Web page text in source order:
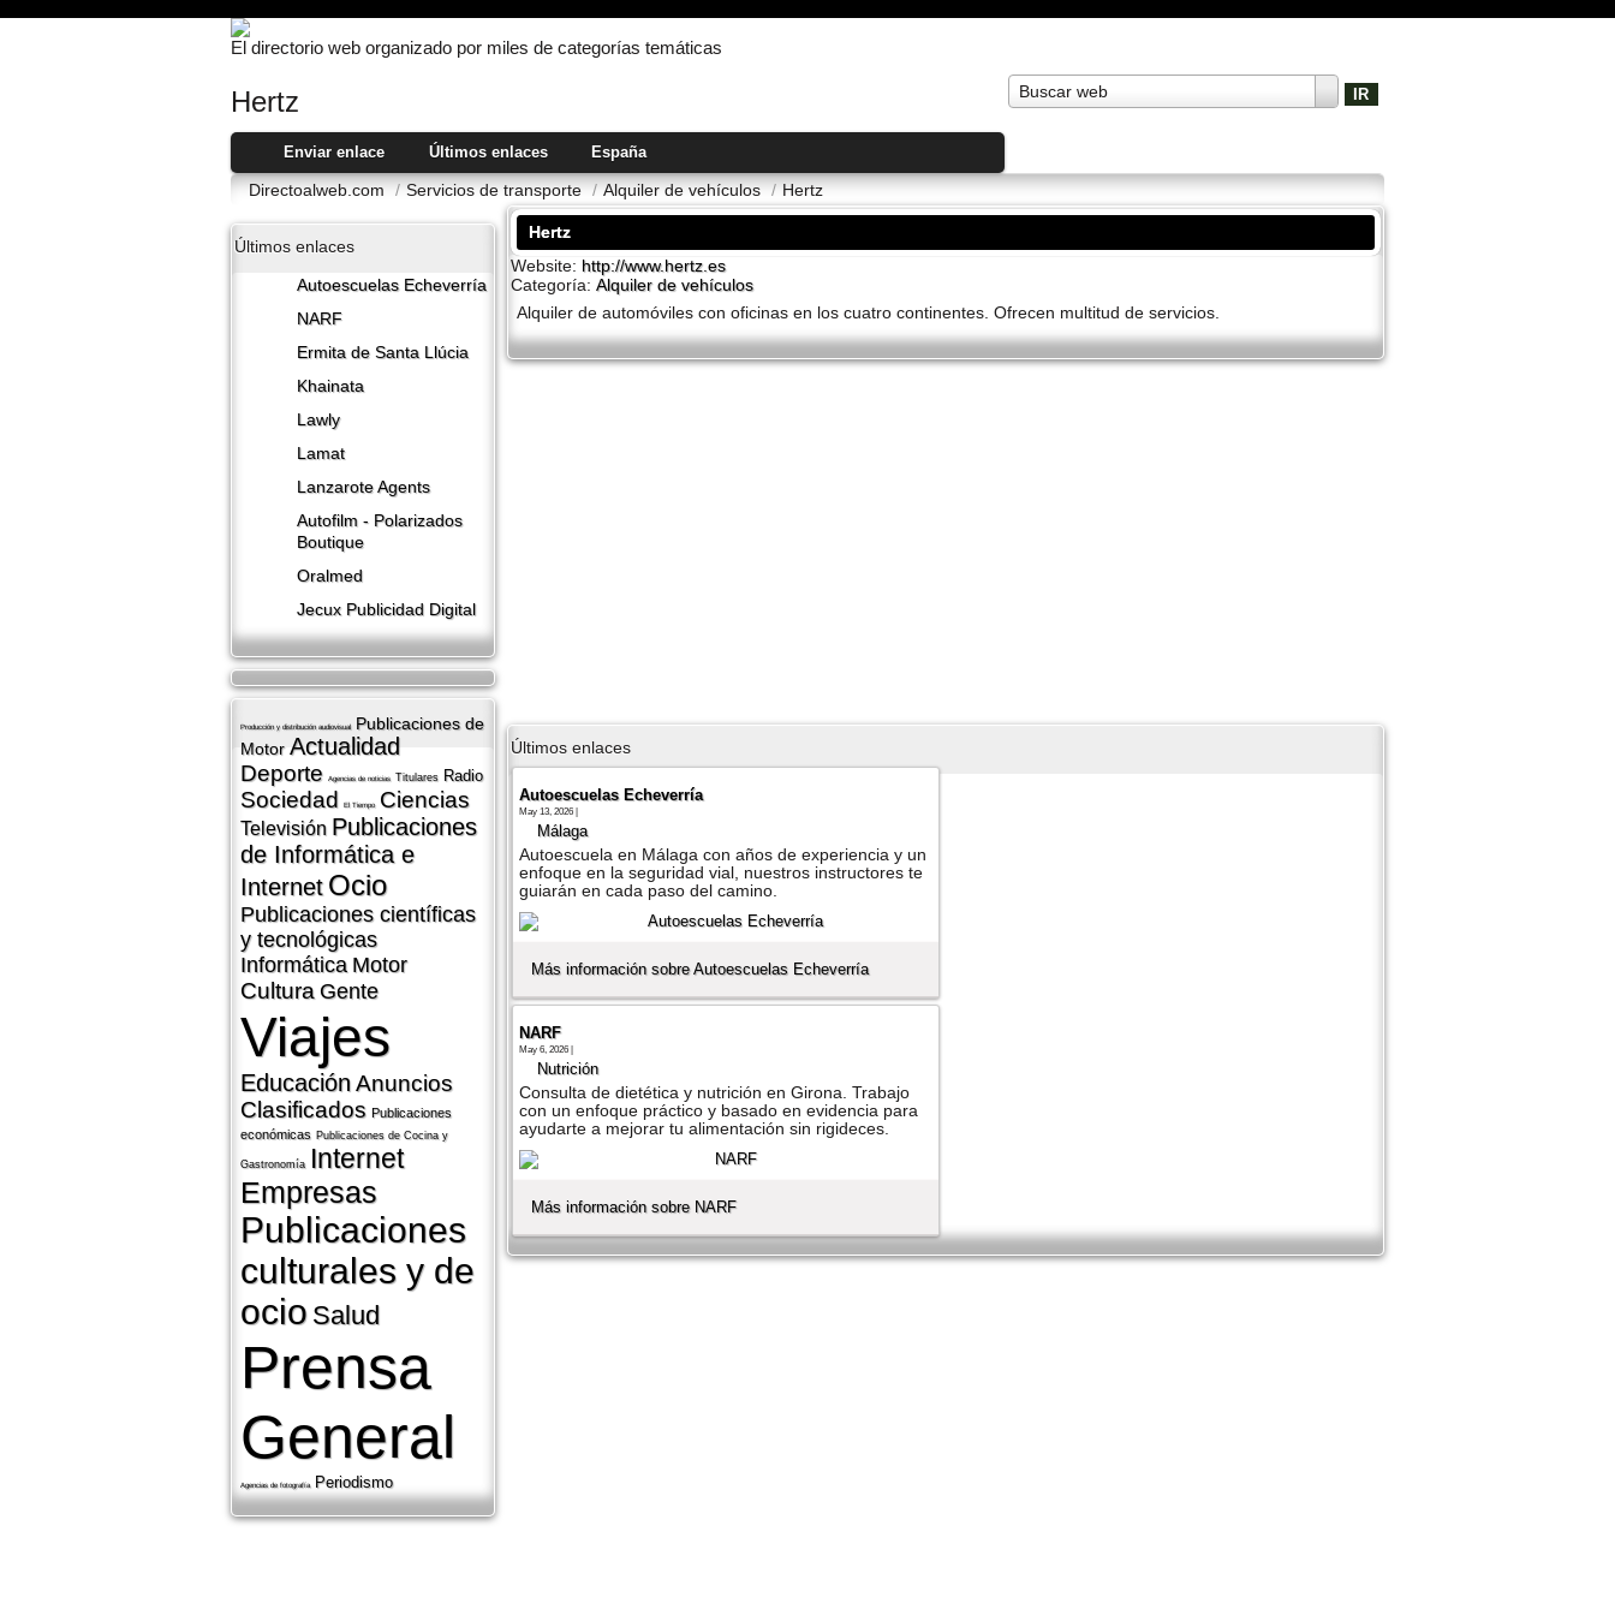
El directorio web organizado por miles de categorías temáticas
Buscar web
Hertz
Enviar enlace Últimos enlaces España
Directoalweb.com / Servicios de transporte / Alquiler de vehí­culos / Hertz
Últimos enlaces
Autoescuelas Echeverría
NARF
Ermita de Santa Llúcia
Khainata
Lawly
Lamat
Lanzarote​ Agents
Autofilm - Polarizados
Boutique
Oralmed
Jecux Publicidad Digital
Producción y distribución audiovisual
Publicaciones de
Motor Actualidad
Deporte Agencias de noticias Titulares Radio
Sociedad El Tiempo Ciencias
Televisión Publicaciones
de Informática e
Internet Ocio
Publicaciones cientí­ficas
y tecnológicas
Informática Motor
Cultura Gente
Viajes
EducaciónAnuncios
Clasificados Publicaciones
económicas Publicaciones de Cocina y
Gastronomí­a Internet
Empresas
Publicaciones
culturales y de
ocio Salud
Prensa
General
Agencias de fotografí­a Periodismo
Hertz
Website: http://www.hertz.es
Categoría:Alquiler de vehí­culos
Alquiler de automóviles con oficinas en los cuatro continentes. Ofrecen multitud de servicios.
Últimos enlaces
Autoescuelas Echeverría
May 13, 2026 |
Málaga
Autoescuela en Málaga con años de experiencia y un
enfoque en la seguridad vial, nuestros instructores te
guiarán en cada paso del camino.
Más información sobre Autoescuelas Echeverría
NARF
May 6, 2026 |
Nutrición
Consulta de dietética y nutrición en Girona. Trabajo
con un enfoque práctico y basado en evidencia para
ayudarte a mejorar tu alimentación sin rigideces.
Más información sobre NARF